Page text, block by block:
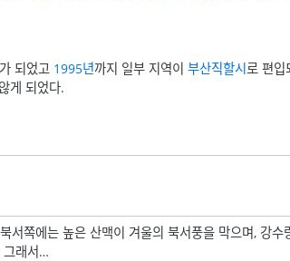
가 되었고 1995년까지 일부 지역이 부산직할시로 편입
게 되었다.
서쪽에는 높은 산맥이 겨울의 북서풍을 막으며, 강수
그래서…